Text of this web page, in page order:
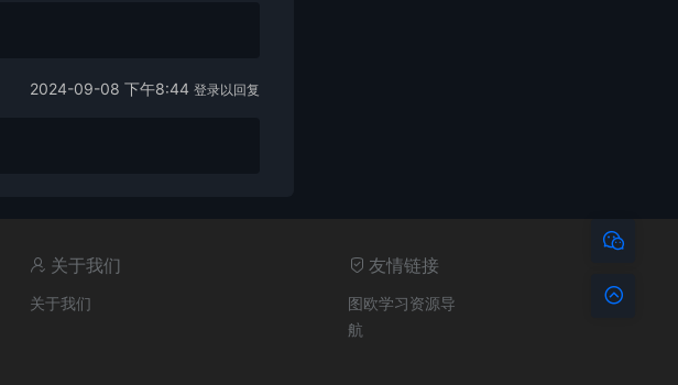
2024-09-08 下午8:44 登录以回复
关于我们
关于我们
友情链接
图欧学习资源导
航